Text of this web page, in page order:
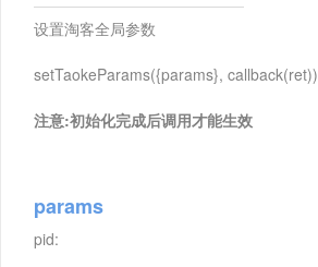
设置淘客全局参数
setTaokeParams({params}, callback(ret))
注意:初始化完成后调用才能生效
params
pid: